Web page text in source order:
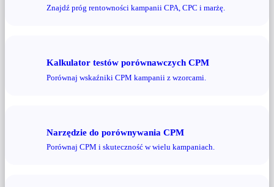
Znajdź próg rentowności kampanii CPA, CPC i marżę.
Kalkulator testów porównawczych CPM
Porównaj wskaźniki CPM kampanii z wzorcami.
Narzędzie do porównywania CPM
Porównaj CPM i skuteczność w wielu kampaniach.